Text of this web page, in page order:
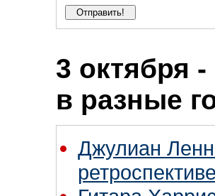
3 октября
в разные
Джулиан